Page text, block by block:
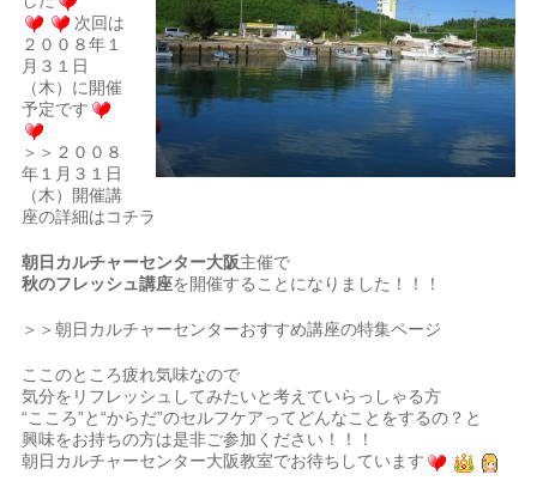
次回は
２００８年１
月３１日
（木）に開催
予定です
＞＞２００８
年１月３１日
（木）開催講
座の詳細はコチラ
朝日カルチャーセンター大阪主催で
秋のフレッシュ講座を開催することになりました！！！
＞＞朝日カルチャーセンターおすすめ講座の特集ページ
ここのところ疲れ気味なので
気分をリフレッシュしてみたいと考えていらっしゃる方
“こころ”と“からだ”のセルフケアってどんなことをするの？と
興味をお持ちの方は是非ご参加ください！！！
朝日カルチャーセンター大阪教室でお待ちしています